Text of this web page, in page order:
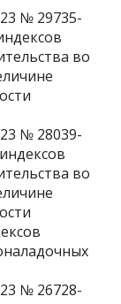
№ 29735-
во
№ 28039-
во
№ 26728-